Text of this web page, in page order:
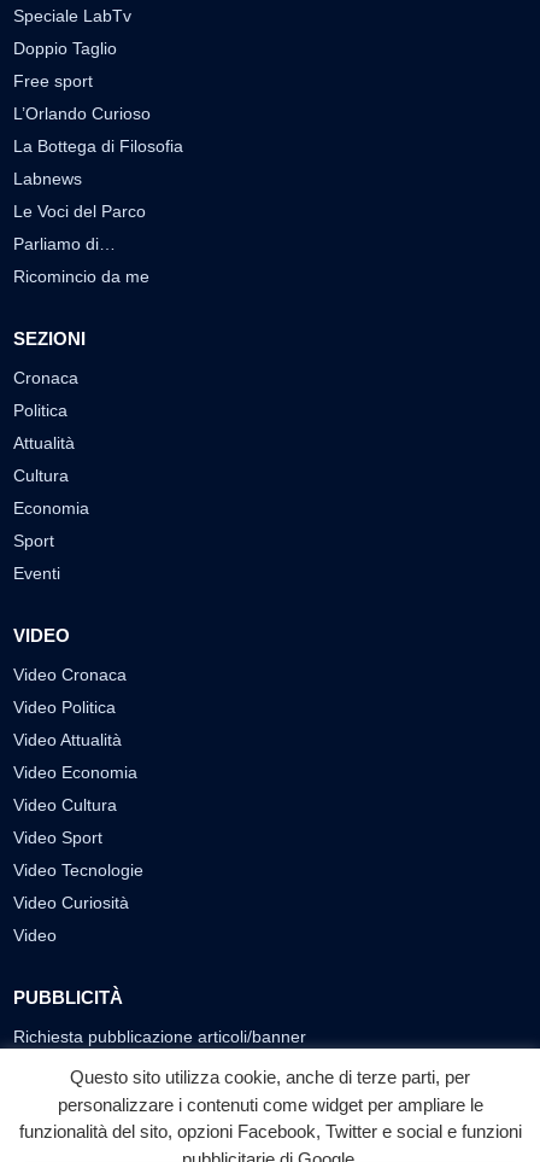
Speciale LabTv
Doppio Taglio
Free sport
L’Orlando Curioso
La Bottega di Filosofia
Labnews
Le Voci del Parco
Parliamo di…
Ricomincio da me
SEZIONI
Cronaca
Politica
Attualità
Cultura
Economia
Sport
Eventi
VIDEO
Video Cronaca
Video Politica
Video Attualità
Video Economia
Video Cultura
Video Sport
Video Tecnologie
Video Curiosità
Video
PUBBLICITÀ
Richiesta pubblicazione articoli/banner
SEGUICI SUI SOCIAL
f ◎ ▶
Questo sito utilizza cookie, anche di terze parti, per
personalizzare i contenuti come widget per ampliare le
funzionalità del sito, opzioni Facebook, Twitter e social e funzioni